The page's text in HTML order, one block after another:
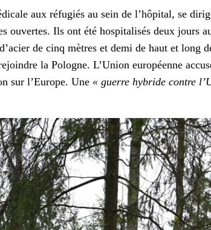
aux réfugiés au sein de l’hôpital, se
ouvertes. Ils ont été hos­pi­tal­isés deux
de cinq mètres et demi de haut et long
la Pologne. L’Union européenne
sur l’Europe. Une « guerre hybride con­tre